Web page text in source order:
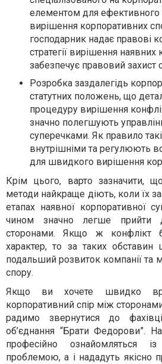
елементом для
вирішення корпоративних
господарник надає правові
стратегії вирішення наявних
забезпечує правовий захист
Розробка заздалегідь
статутних положень, що
процедуру вирішення
значно полегшують
суперечками. Як правило
внутрішніми та регулюють
для швидкого вирішення
Крім цього, варто зазначити,
методи найкраще діють, коли їх
етапах наявної корпоративної
чином значно легше прийти
сторонами. Якщо ж конфлікт
характер, то за таких
подальший розвиток компанії та
спору.
Якщо ви хочете швидко
корпоративний спір між
радимо звернутися до
об’єднання “Брати Федорови”.
професійно ознайомляться
проблемою, а і нададуть якісно